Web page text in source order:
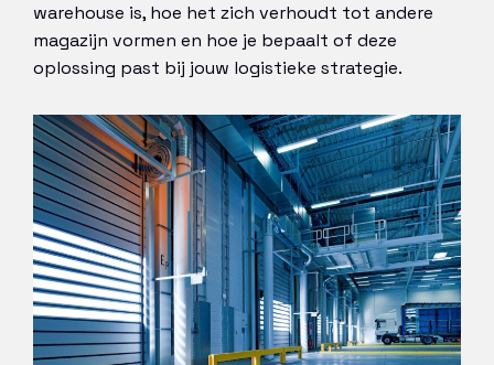
warehouse is, hoe het zich verhoudt tot andere
magazijn vormen en hoe je bepaalt of deze
oplossing past bij jouw logistieke strategie.